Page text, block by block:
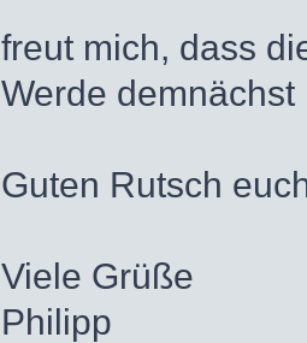
freut mich, dass
Werde
Guten Rutsch
Viele Grüße
Philipp